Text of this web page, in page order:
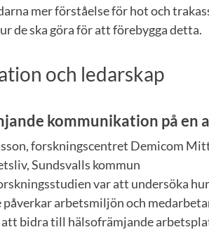
mer förståelse för hot och
de ska göra för att förebygga detta.
och ledarskap
kommunikation på en
forskningscentret Demicom
Sundsvalls kommun
var att undersöka
arbetsmiljön och
bidra till hälsofrämjande